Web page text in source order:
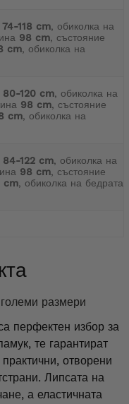
74-118 cm, обиколка на
98 cm, състояние
cm, обиколка на
80-120 cm, обиколка на
98 cm, състояние
cm, обиколка на
84-122 cm, обиколка на
98 cm, състояние
cm, обиколка на бедрата
размери
перфектен избор за
те гарантират
отворени
Липсата на
а еластичната